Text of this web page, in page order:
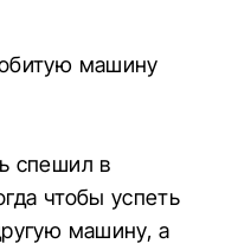
машину
спешил в
чтобы успеть
машину, а